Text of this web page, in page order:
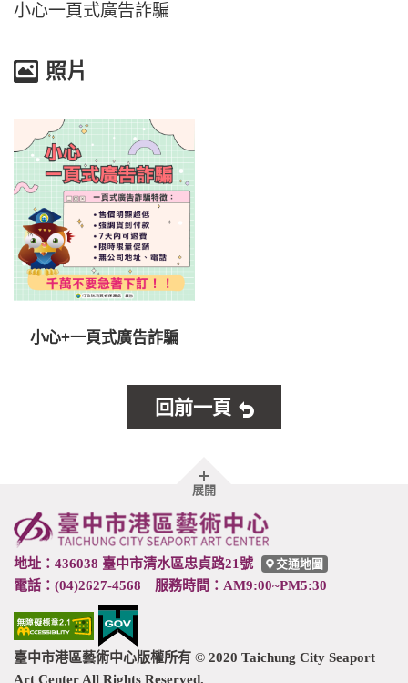
小心一頁式廣告詐騙
照片
小心+一頁式廣告詐騙
回前一頁
展開胖
尾
地址：436038 臺中市清水區忠貞路21號 交通地圖
電話：(04)2627-4568 服務時間：AM9:00~PM5:30
臺中市港區藝術中心版權所有 © 2020 Taichung City Seaport
Art Center All Rights Reserved.